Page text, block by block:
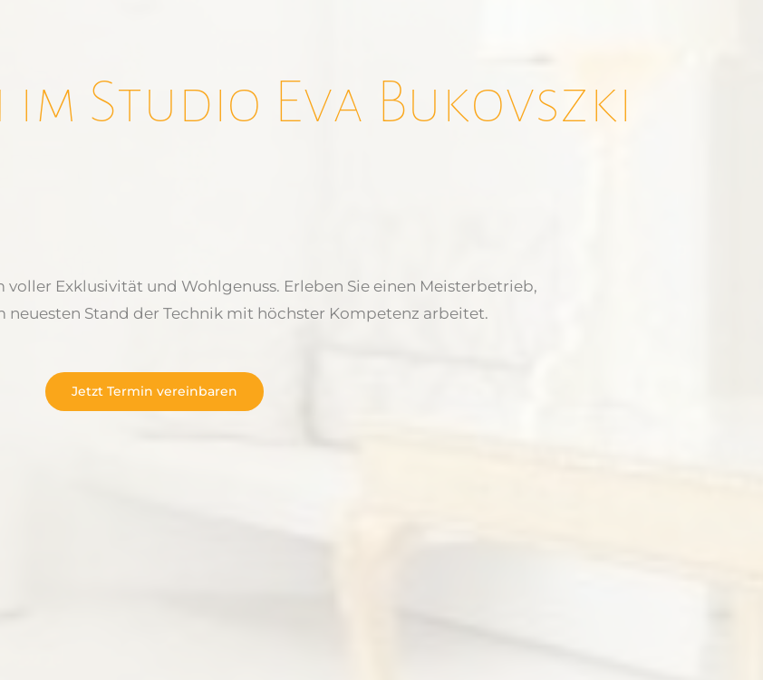
Studio Eva Bukovszki
voller Exklusivität und Wohlgenuss. Erleben Sie einen Meisterbetrieb,
Stand der Technik mit höchster Kompetenz arbeitet.
Jetzt Termin vereinbaren